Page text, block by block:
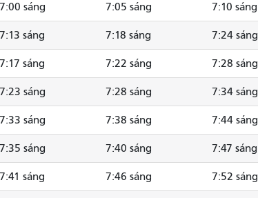
7:00 sáng 7:05 sáng 7:10 sáng
7:13 sáng 7:18 sáng 7:24 sáng
7:17 sáng 7:22 sáng 7:28 sáng
7:23 sáng 7:28 sáng 7:34 sáng
7:33 sáng 7:38 sáng 7:44 sáng
7:35 sáng 7:40 sáng 7:47 sáng
7:41 sáng 7:46 sáng 7:52 sáng